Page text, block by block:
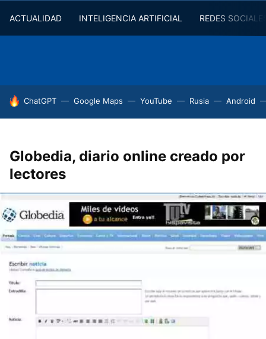
ACTUALIDAD INTELIGENCIA ARTIFICIAL REDES
HOY SE HABLA DE
ChatGPT Google Maps YouTube Rusia Android
Globedia, diario online creado por
lectores